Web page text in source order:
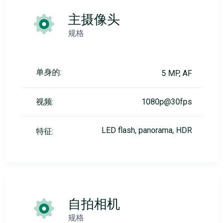
主摄像头
规格
单身的: 5 MP, AF
视频: 1080p@30fps
特征: LED flash, panorama, HDR
自拍相机
规格